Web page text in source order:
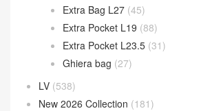
Extra Bag L27 (45)
Extra Pocket L19 (88)
Extra Pocket L23.5 (31)
Ghiera bag (27)
LV (538)
New 2026 Collection (181)